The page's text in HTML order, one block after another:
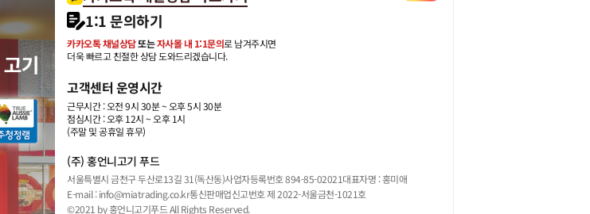
1:1 문의하기
카카오톡 채널상담또는자사몰 내 1:1문의로 남겨주시면
더욱 빠르고 친절한 상담 도와드리겠습니다.
고객센터 운영시간
근무시간 : 오전 9시 30분 ~ 오후 5시 30분
점심시간 : 오후 12시 ~ 오후 1시
(주말 및 공휴일 휴무)
(주) 홍언니고기 푸드
서울특별시 금천구 두산로13길 31(독산동)사업자등록번호 894-85-02021대표자명 : 홍미애
E-mail : info@miatrading.co.kr통신판매업신고번호 제 2022-서울금천-1021호
©2021 by 홍언니고기푸드 All Rights Reserved.